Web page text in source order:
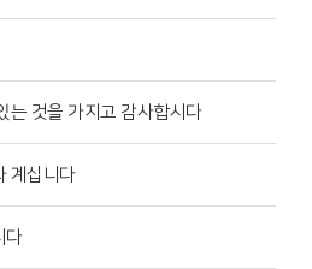
는 것을 가지고 감사합시다
계십니다
다